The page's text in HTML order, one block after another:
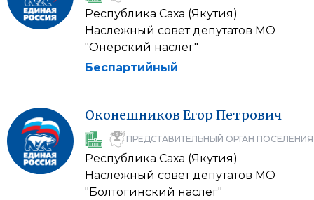
Республика Саха (Якутия)
Наслежный совет депутатов МО
"Онерский наслег"
Беспартийный
Оконешников Егор Петрович
ПРЕДСТАВИТЕЛЬНЫЙ ОРГАН ПОСЕЛЕНИЯ
Республика Саха (Якутия)
Наслежный совет депутатов МО
"Болтогинский наслег"